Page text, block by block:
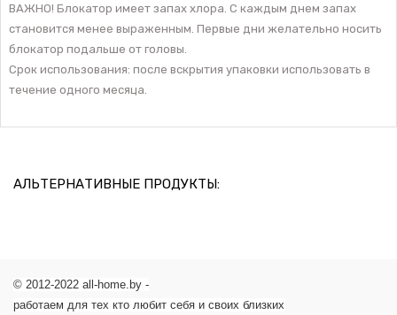
ВАЖНО! Блокатор имеет запах хлора. С каждым днем запах
становится менее выраженным. Первые дни желательно носить
блокатор подальше от головы.
Срок использования: после вскрытия упаковки использовать в
течение одного месяца.
АЛЬТЕРНАТИВНЫЕ ПРОДУКТЫ:
© 2012-2022 all-home.by -
работаем для тех кто любит себя и своих близких